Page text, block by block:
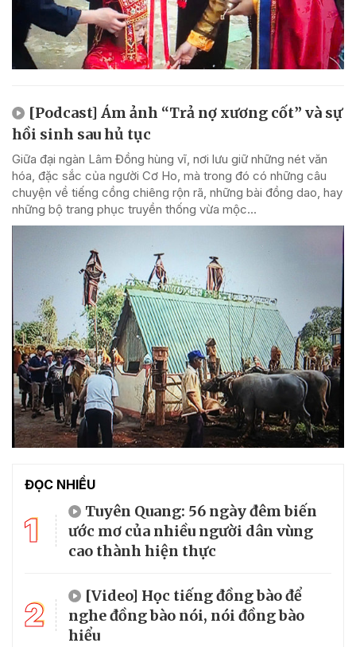
[Podcast] Ám ảnh “Trả nợ xương cốt” và sự
hồi sinh sau hủ tục
Giữa đại ngàn Lâm Đồng hùng vĩ, nơi lưu giữ những nét văn
hóa, đặc sắc của người Cơ Ho, mà trong đó có những câu
chuyện về tiếng cồng chiêng rộn rã, những bài đồng dao, hay
những bộ trang phục truyền thống vừa mộc...
ĐỌC NHIỀU
1
Tuyên Quang: 56 ngày đêm biến
ước mơ của nhiều người dân vùng
cao thành hiện thực
2
[Video] Học tiếng đồng bào để
nghe đồng bào nói, nói đồng bào
hiểu